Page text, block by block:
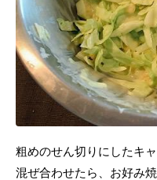
粗めのせん切りにしたキ
混ぜ合わせたら、お好み